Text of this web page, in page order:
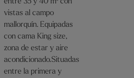
entre 35 y 40 m² con
vistas al campo
mallorquín. Equipadas
con cama King size,
zona de estar y aire
acondicionado.Situadas
entre la primera y